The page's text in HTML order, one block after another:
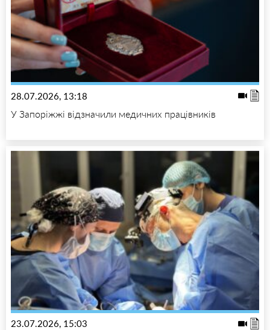
28.07.2026, 13:18
У Запоріжжі відзначили медичних працівників
23.07.2026, 15:03